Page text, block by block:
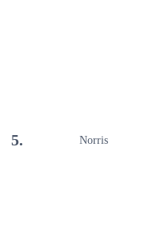
5. Norris